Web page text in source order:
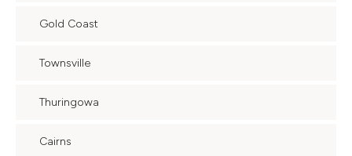
Gold Coast
Townsville
Thuringowa
Cairns